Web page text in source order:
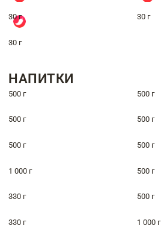
30 г 30 г
30 г
НАПИТКИ
500 г 500 г
500 г 500 г
500 г 500 г
1 000 г 500 г
330 г 500 г
330 г 1 000 г